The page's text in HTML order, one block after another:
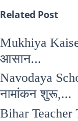
Related Post
Mukhiya
आसान...
Navodaya
नामांकन शुरू,...
Bihar Teacher